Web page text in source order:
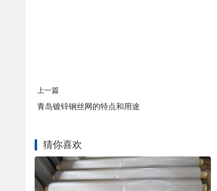
上一篇
青岛镀锌钢丝网的特点和用途
猜你喜欢